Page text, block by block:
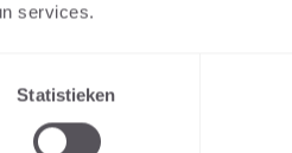
services.
Statistieken